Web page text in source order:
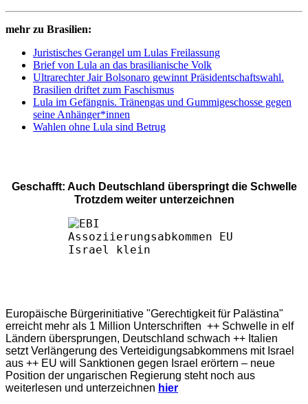
mehr zu Brasilien:
Juristisches Gerangel um Lulas Freilassung
Brief von Lula an das brasilianische Volk
Ultrarechter Jair Bolsonaro gewinnt Präsidentschaftswahl.
Brasilien driftet zum Faschismus
Lula im Gefängnis. Tränengas und Gummigeschosse gegen
seine Anhänger*innen
Wahlen ohne Lula sind Betrug
Geschafft: Auch Deutschland überspringt die Schwelle
Trotzdem weiter unterzeichnen
Europäische Bürgerinitiative "Gerechtigkeit für Palästina"
erreicht mehr als 1 Million Unterschriften ++ Schwelle in elf
Ländern übersprungen, Deutschland schwach ++ Italien
setzt Verlängerung des Verteidigungsabkommens mit Israel
aus ++ EU will Sanktionen gegen Israel erörtern – neue
Position der ungarischen Regierung steht noch aus
weiterlesen und unterzeichnen hier